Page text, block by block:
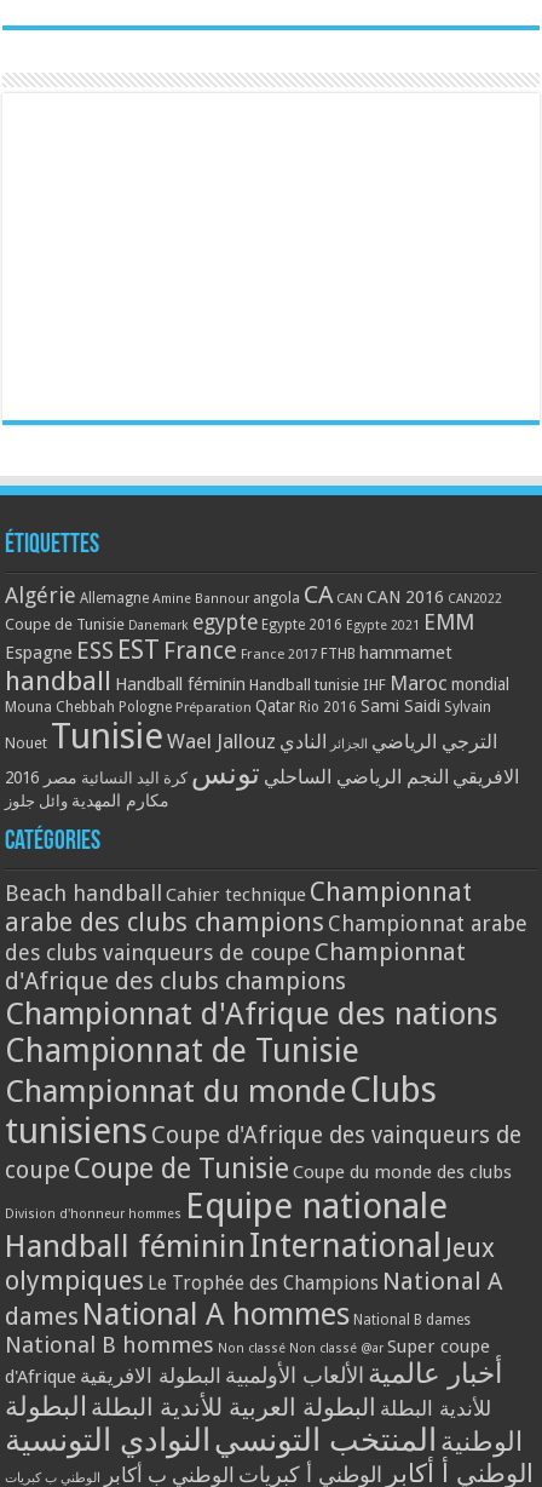
Étiquettes
Algérie Allemagne Amine Bannour angola CA CAN CAN 2016 CAN2022
Coupe de Tunisie Danemark egypte Egypte 2016 Egypte 2021 EMM
Espagne ESS EST France France 2017 FTHB hammamet
handball Handball féminin Handball tunisie IHF Maroc mondial
Mouna Chebbah Pologne Préparation Qatar Rio 2016 Sami Saidi Sylvain
Nouet Tunisie Wael Jallouz الترجي الرياضي الجزائر النادي
الافريقي النجم الرياضي الساحلي تونس كرة اليد النسائية مصر 2016
مكارم المهدية وائل جلوز
Catégories
Beach handball Cahier technique Championnat
arabe des clubs champions Championnat arabe
des clubs vainqueurs de coupe Championnat
d'Afrique des clubs champions
Championnat d'Afrique des nations
Championnat de Tunisie
Championnat du monde Clubs
tunisiens Coupe d'Afrique des vainqueurs de
coupe Coupe de Tunisie Coupe du monde des clubs
Division d'honneur hommes Equipe nationale
Handball féminin International Jeux
olympiques Le Trophée des Champions National A
dames National A hommes National B dames
National B hommes Non classé Non classé @ar Super coupe
d'Afrique
أخبار عالمية الألعاب الأولمبية البطولة الافريقية
للأندية البطلة البطولة العربية للأندية البطلة البطولة
الوطنية المنتخب التونسي النوادي التونسية
الوطني أ أكابر الوطني أ كبريات الوطني ب أكابر الوطني ب كبريات